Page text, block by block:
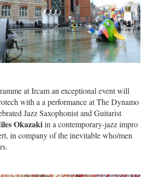
at Ircam an exceptional event will
with a a performance at The Dynamo
Jazz Saxophonist and Guitarist
Okazakiin a contemporary-jazz impro
in company of the inevitable who/men